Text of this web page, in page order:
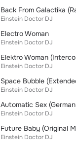
Back From Galactika
Einstein Doctor DJ
Electro Woman
Einstein Doctor DJ
Elektro Woman
Einstein Doctor DJ
Space Bubble
Einstein Doctor DJ
Automatic Sex
Einstein Doctor DJ
Future Baby (Original
Einstein Doctor DJ